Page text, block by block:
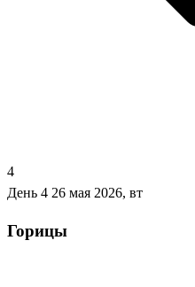
4
День 4 26 мая 2026, вт
Горицы